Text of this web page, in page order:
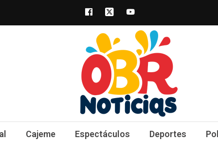
obrnoticias.com
obr noticias noticias, entretenimiento y
Cajeme Espectáculos Deportes